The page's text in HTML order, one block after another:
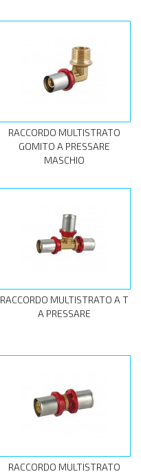
RACCORDO MULTISTRATO
GOMITO A PRESSARE
MASCHIO
RACCORDO MULTISTRATO A T
A PRESSARE
RACCORDO MULTISTRATO